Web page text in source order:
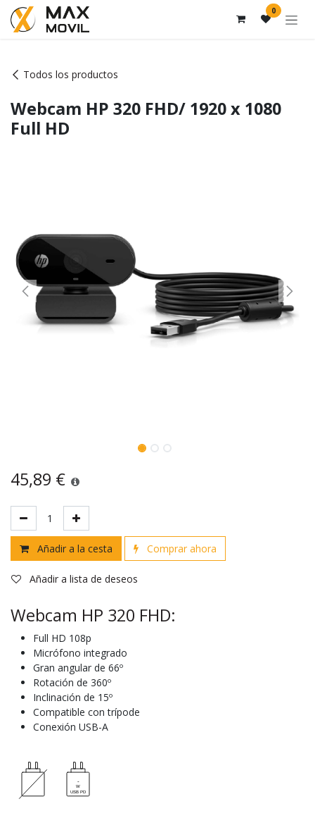
Ir al contenido 0
Todos los productos
Webcam HP 320 FHD/ 1920 x 1080
Full HD
45,89 €
Añadir a la cesta Comprar ahora
Añadir a lista de deseos
Webcam HP 320 FHD:
Full HD 108p
Micrófono integrado
Gran angular de 66º
Rotación de 360º
Inclinación de 15º
Compatible con trípode
Conexión USB-A